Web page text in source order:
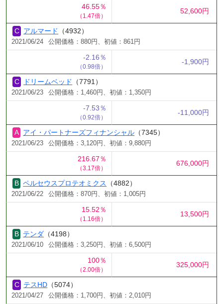
46.55％
（1.47倍）
52,600円
アルマード （4932）
2021/06/24 公開価格：880円、初値：861円
-2.16％
（0.98倍）
-1,900円
ドリームベッド （7791）
2021/06/23 公開価格：1,460円、初値：1,350円
-7.53％
（0.92倍）
-11,000円
アイ・パートナーズフィナンシャル （7345）
2021/06/23 公開価格：3,120円、初値：9,880円
216.67％
（3.17倍）
676,000円
ペルセウスプロテオミクス （4882）
2021/06/22 公開価格：870円、初値：1,005円
15.52％
（1.16倍）
13,500円
テンダ （4198）
2021/06/10 公開価格：3,250円、初値：6,500円
100％
（2.00倍）
325,000円
テスHD （5074）
2021/04/27 公開価格：1,700円、初値：2,010円